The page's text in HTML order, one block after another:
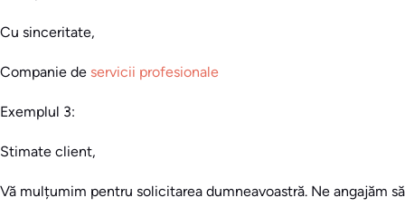
Cu sinceritate,
Companie de servicii profesionale
Exemplul 3:
Stimate client,
Vă mulțumim pentru solicitarea dumneavoastră. Ne angajăm să